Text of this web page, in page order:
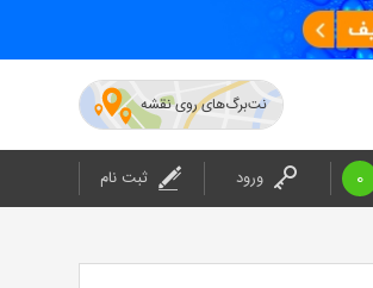
نت‌برگ‌های روی نقشه
0 ورود ثبت نام